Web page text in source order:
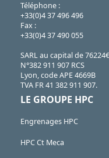
Téléphone :
+33(0)4 37 496 496
Fax :
+33(0)4 37 490 055
SARL au capital de 76224€
N°382 911 907 RCS
Lyon, code APE 4669B
TVA FR 41 382 911 907.
LE GROUPE HPC
Engrenages HPC
HPC Ct Meca